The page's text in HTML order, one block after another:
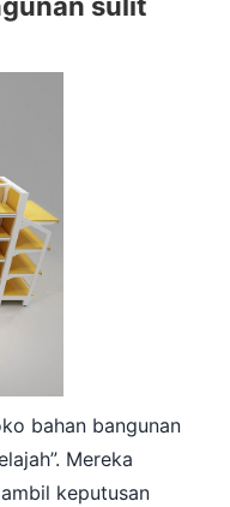
bahan bangunan
Mereka
keputusan